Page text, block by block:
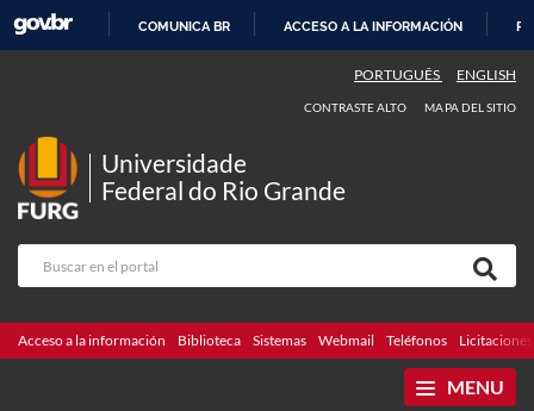
CONTENIDO
COMUNICA BR ACCESO A LA INFORMACIÓN
PORTUGUÊS ENGLISH
CONTRASTE ALTO MAPA DEL SITIO
Universidade
Federal do Rio Grande
Acceso a la información Biblioteca Sistemas Webmail Teléfonos Licitaciones
MENU